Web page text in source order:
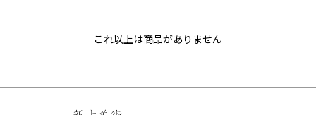
これ以上は商品がありません